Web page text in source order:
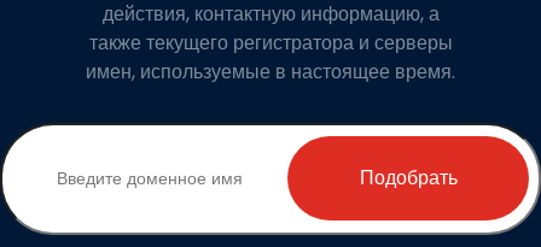
действия, контактную информацию, а
также текущего регистратора и серверы
имен, используемые в настоящее время.
Подобрать